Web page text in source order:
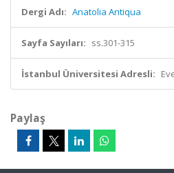
Dergi Adı: Anatolia Antiqua
Sayfa Sayıları: ss.301-315
İstanbul Üniversitesi Adresli:
Paylaş